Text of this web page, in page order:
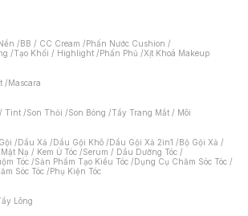
/BB / CC Cream /Phấn Nước Cushion /
/Tạo Khối / Highlight /Phấn Phủ /Xịt Khoá Makeup
/Mascara
Tint /Son Thỏi /Son Bóng /Tẩy Trang Mắt / Môi
/Dầu Xả /Dầu Gội Khô /Dầu Gội Xả 2in1 /Bộ Gội Xả /
Mặt Nạ / Kem Ủ Tóc /Serum / Dầu Dưỡng Tóc /
Tóc /Sản Phẩm Tạo Kiểu Tóc /Dụng Cụ Chăm Sóc Tóc /
Sóc Tóc /Phụ Kiện Tóc
Lông